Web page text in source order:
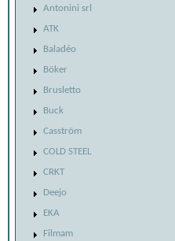
Antonini srl
ATK
Baladéo
Böker
Brusletto
Buck
Casström
COLD STEEL
CRKT
Deejo
EKA
Filmam